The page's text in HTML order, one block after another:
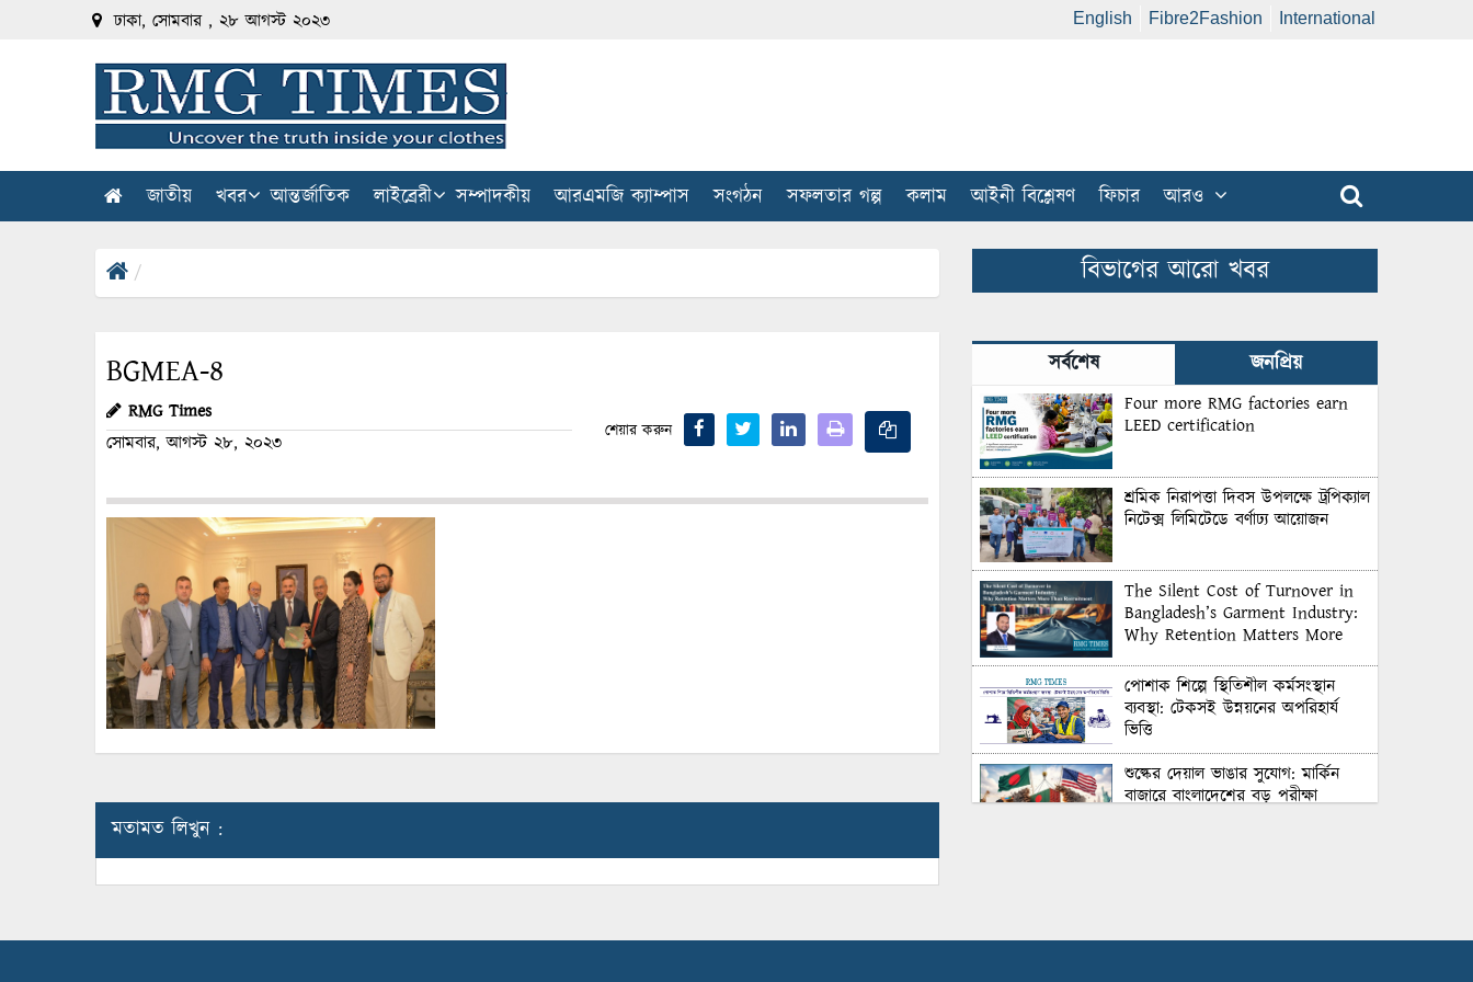
ঢাকা, সোমবার , ২৮ আগস্ট ২০২৩ English Fibre2Fashion International
জাতীয় খবর আন্তর্জাতিক লাইব্রেরী সম্পাদকীয় আরএমজি ক্যাম্পাস সংগঠন সফলতার গল্প কলাম আইনী বিশ্লেষণ ফিচার আরও
BGMEA-8
RMG Times
সোমবার, আগস্ট ২৮, ২০২৩
শেয়ার করুন
মতামত লিখুন :
বিভাগের আরো খবর
সর্বশেষ জনপ্রিয়
Four more RMG factories earn
LEED certification
শ্রমিক নিরাপত্তা দিবস উপলক্ষে ট্রপিক্যাল
নিটেক্স লিমিটেডে বর্ণাঢ্য আয়োজন
The Silent Cost of Turnover in
Bangladesh’s Garment Industry:
Why Retention Matters More
পোশাক শিল্পে স্থিতিশীল কর্মসংস্থান
ব্যবস্থা: টেকসই উন্নয়নের অপরিহার্য
ভিত্তি
শুল্কের দেয়াল ভাঙার সুযোগ: মার্কিন
বাজারে বাংলাদেশের বড় পরীক্ষা